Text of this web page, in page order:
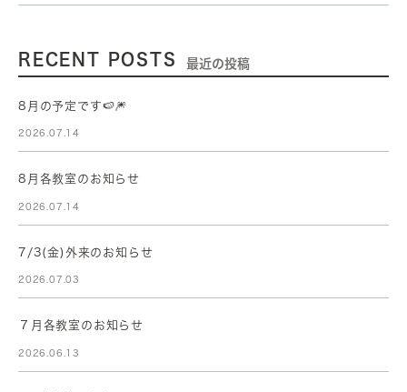
RECENT POSTS 最近の投稿
8月の予定です🍉🎆
2026.07.14
8月各教室のお知らせ
2026.07.14
7/3(金)外来のお知らせ
2026.07.03
７月各教室のお知らせ
2026.06.13